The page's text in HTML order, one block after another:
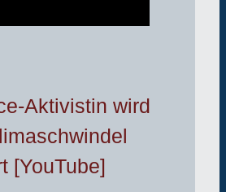
Aktivistin wird
[YouTube]